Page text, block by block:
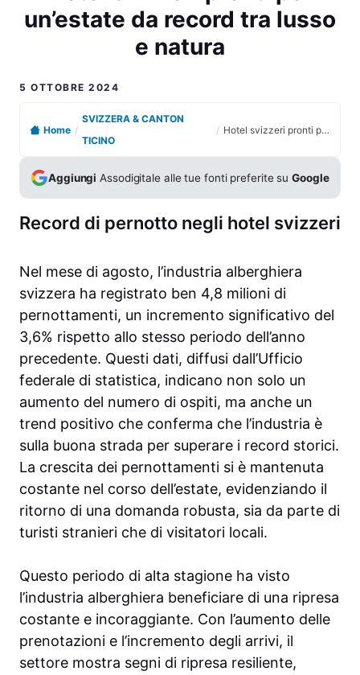
un’estate da record tra lusso
e natura
5 OTTOBRE 2024
Home /
SVIZZERA & CANTON
TICINO
/ Hotel svizzeri pronti per un’estate da record tra lusso e natura
Aggiungi Assodigitale alle tue fonti preferite suGoogle
Record di pernotto negli hotel svizzeri
Nel mese di agosto, l’industria alberghiera
svizzera ha registrato ben 4,8 milioni di
pernottamenti, un incremento significativo del
3,6% rispetto allo stesso periodo dell’anno
precedente. Questi dati, diffusi dall’Ufficio
federale di statistica, indicano non solo un
aumento del numero di ospiti, ma anche un
trend positivo che conferma che l’industria è
sulla buona strada per superare i record storici.
La crescita dei pernottamenti si è mantenuta
costante nel corso dell’estate, evidenziando il
ritorno di una domanda robusta, sia da parte di
turisti stranieri che di visitatori locali.
Questo periodo di alta stagione ha visto
l’industria alberghiera beneficiare di una ripresa
costante e incoraggiante. Con l’aumento delle
prenotazioni e l’incremento degli arrivi, il
settore mostra segni di ripresa resiliente,